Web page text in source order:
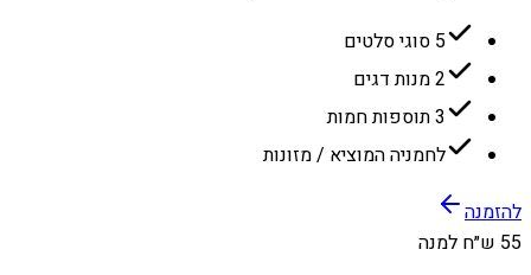
5 סוגי סלטים
2 מנות דגים
3 תוספות חמות
לחמניה המוציא / מזונות
להזמנה
55 ש״ח למנה